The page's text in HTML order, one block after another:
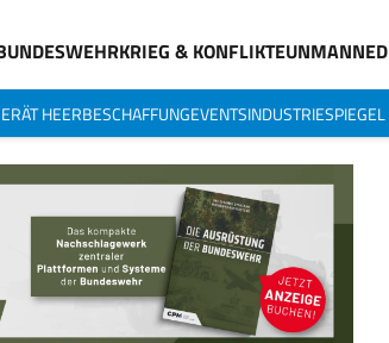
KRIEG & KONFLIKTEUNMANNED
HEERBESCHAFFUNGEVENTSINDUSTRIESPIEGEL